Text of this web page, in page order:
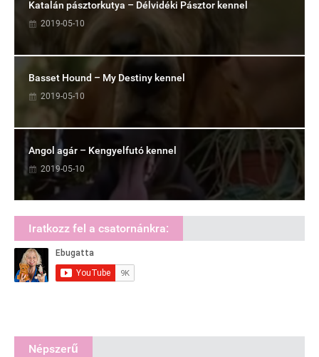
Katalán pásztorkutya – Délvidéki Pásztor kennel
2019-05-10
Basset Hound – My Destiny kennel
2019-05-10
Angol agár – Kengyelfutó kennel
2019-05-10
Iratkozz fel a csatornánkra:
Népszerű